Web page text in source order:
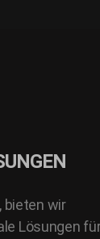
bieten wir
Lösungen